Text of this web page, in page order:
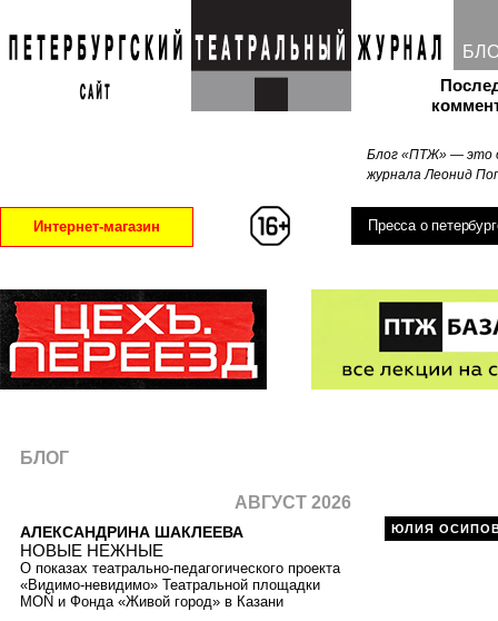
Блог «ПТЖ» — это
журнала Леонид
Интернет-магазин Пресса о
ЮЛИЯ
БЛОГ
АВГУСТ 2026
АЛЕКСАНДРИНА ШАКЛЕЕВА
НОВЫЕ НЕЖНЫЕ
О показах театрально-педагогического проекта
«Видимо-невидимо» Театральной площадки
MOŇ и Фонда «Живой город» в Казани